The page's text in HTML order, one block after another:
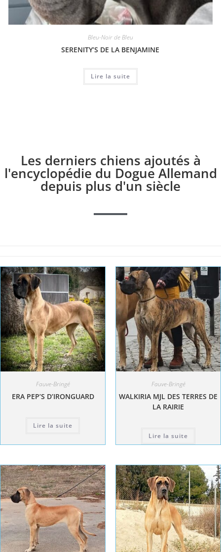
Bleu-Noir de Bleu
SERENITY’S DE LA BENJAMINE
Lire la suite
Les derniers chiens ajoutés à
l'encyclopédie du Dogue Allemand
depuis plus d'un siècle
Fauve-Bringé
ERA PEP’S D’IRONGUARD
Lire la suite
Fauve-Bringé
WALKIRIA MJL DES TERRES DE
LA RAIRIE
Lire la suite